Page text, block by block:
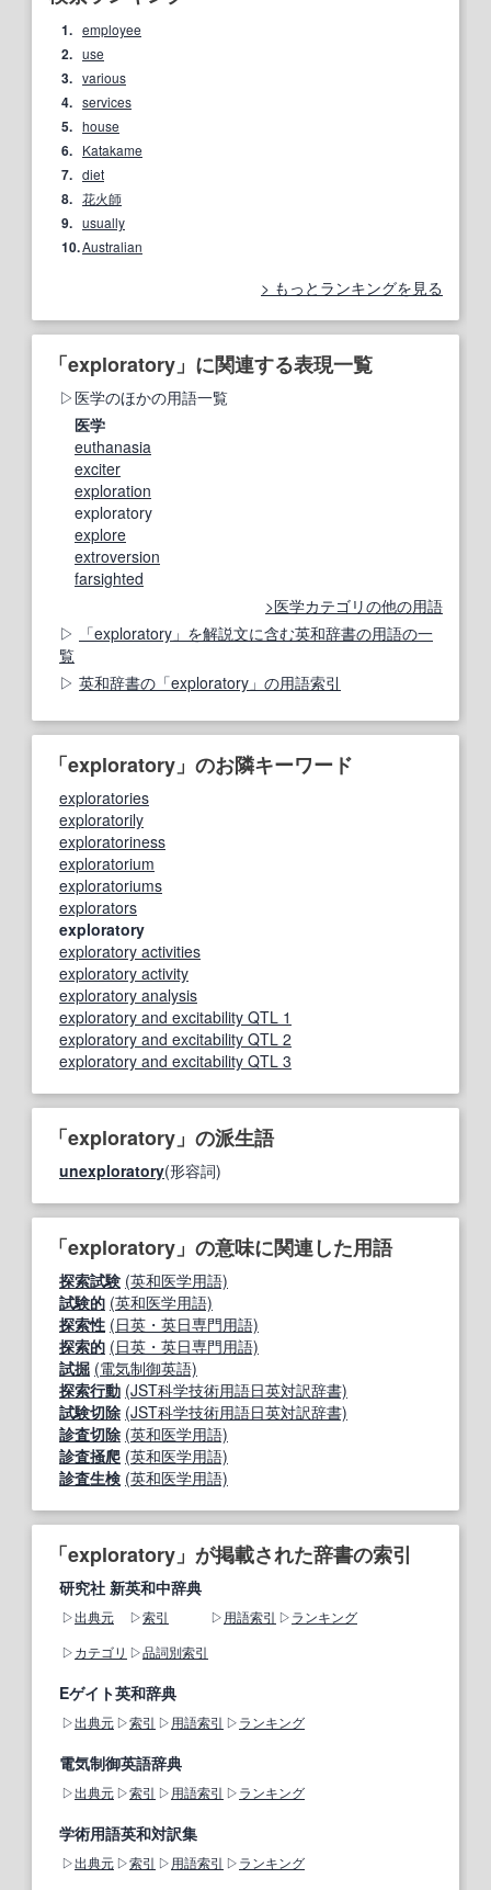
1. employee
2. use
3. various
4. services
5. house
6. Katakame
7. diet
8. 花火師
9. usually
10.Australian
もっとランキングを見る
「exploratory」に関連する表現一覧
医学のほかの用語一覧
医学
euthanasia
exciter
exploration
exploratory
explore
extroversion
farsighted
医学カテゴリの他の用語
「exploratory」を解説文に含む英和辞書の用語の一
覧
英和辞書の「exploratory」の用語索引
「exploratory」のお隣キーワード
exploratories
exploratorily
exploratoriness
exploratorium
exploratoriums
explorators
exploratory
exploratory activities
exploratory activity
exploratory analysis
exploratory and excitability QTL 1
exploratory and excitability QTL 2
exploratory and excitability QTL 3
「exploratory」の派生語
unexploratory(形容詞)
「exploratory」の意味に関連した用語
探索試験 (英和医学用語)
試験的 (英和医学用語)
探索性 (日英・英日専門用語)
探索的 (日英・英日専門用語)
試掘 (電気制御英語)
探索行動 (JST科学技術用語日英対訳辞書)
試験切除 (JST科学技術用語日英対訳辞書)
診査切除 (英和医学用語)
診査掻爬 (英和医学用語)
診査生検 (英和医学用語)
「exploratory」が掲載された辞書の索引
研究社 新英和中辞典
出典元 索引 用語索引
ランキング
カテゴリ
品詞別索引
Eゲイト英和辞典
出典元 索引 用語索引 ランキング
電気制御英語辞典
出典元 索引 用語索引 ランキング
学術用語英和対訳集
出典元 索引 用語索引 ランキング